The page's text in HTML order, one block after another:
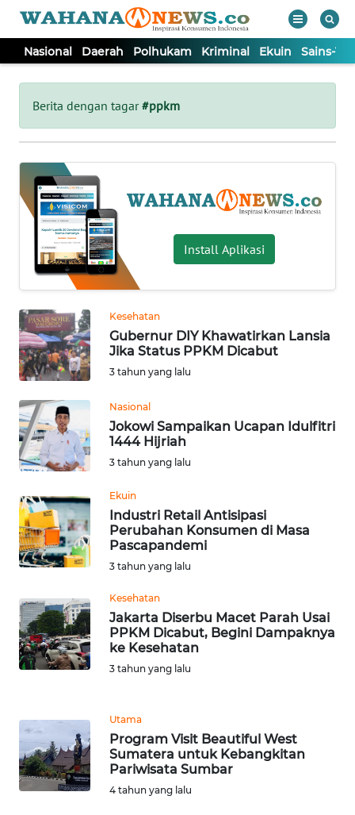
Nasional Daerah Polhukam Kriminal Ekuin Sains-
Berita dengan tagar#ppkm
Install Aplikasi
Kesehatan
Gubernur DIY Khawatirkan Lansia
Jika Status PPKM Dicabut
3 tahun yang lalu
Nasional
Jokowi Sampaikan Ucapan Idulfitri
1444 Hijriah
3 tahun yang lalu
Ekuin
Industri Retail Antisipasi
Perubahan Konsumen di Masa
Pascapandemi
3 tahun yang lalu
Kesehatan
Jakarta Diserbu Macet Parah Usai
PPKM Dicabut, Begini Dampaknya
ke Kesehatan
3 tahun yang lalu
Utama
Program Visit Beautiful West
Sumatera untuk Kebangkitan
Pariwisata Sumbar
4 tahun yang lalu
Tutup
NASIONAL
DAERAH
POLHUKAM
KRIMINAL
EKUIN
SAINS-TEKNO
KESEHATAN
INTERNASIONAL
SERBA-SERBI
PENDIDIKAN
OPINI
EDITORIAL
Informasi
INDEKS
BERITA